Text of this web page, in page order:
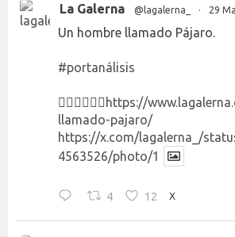
La Galerna @lagalerna_ · 29
Un hombre llamado Pájaro.
#portanálisis
👉🏻👉🏻👉🏻 https://
llamado-pajaro/
https://x.com/lagalerna_/
4563526/photo/1
4 12 X